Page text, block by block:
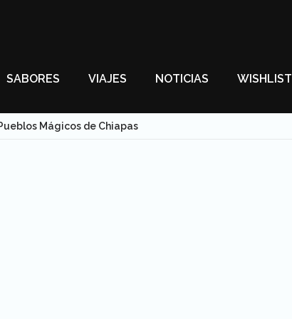
SABORES VIAJES NOTICIAS WISHLIST
Mágicos de Chiapas